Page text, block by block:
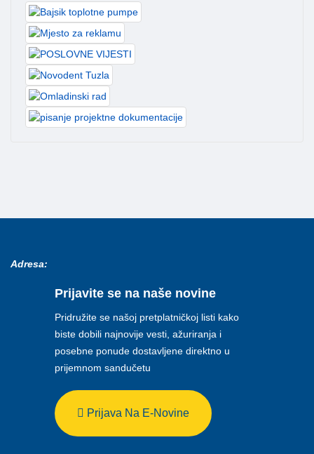
Adresa:
Prijavite se na naše novine
Pridružite se našoj pretplatničkoj listi kako
biste dobili najnovije vesti, ažuriranja i
posebne ponude dostavljene direktno u
prijemnom sandučetu
Prijava Na E-Novine